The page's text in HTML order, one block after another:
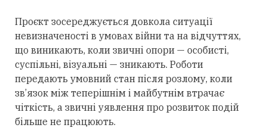
Проєкт зосереджується довкола ситуації
невизначеності в умовах війни та на відчуттях,
що виникають, коли звичні опори — особисті,
суспільні, візуальні — зникають. Роботи
передають умовний стан після розлому, коли
зв’язок між теперішнім і майбутнім втрачає
чіткість, а звичні уявлення про розвиток подій
більше не працюють.